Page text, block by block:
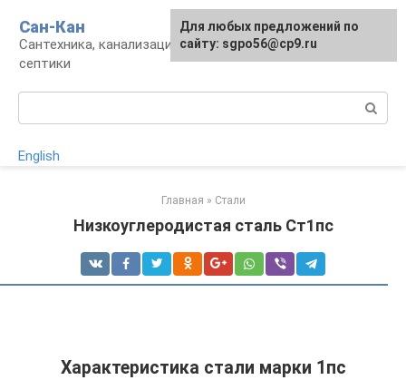
контенту
Сан-Кан
Сантехника, канализация, водопровод,
септики
English
Главная » Стали
Низкоуглеродистая сталь Ст1пс
Характеристика стали марки 1пс
Для любых предложений по
сайту: sgpo56@cp9.ru